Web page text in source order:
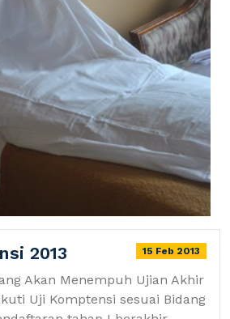
2013 15 Feb 2013
Akan Menempuh Ujian Akhir
Uji Komptensi sesuai Bidang